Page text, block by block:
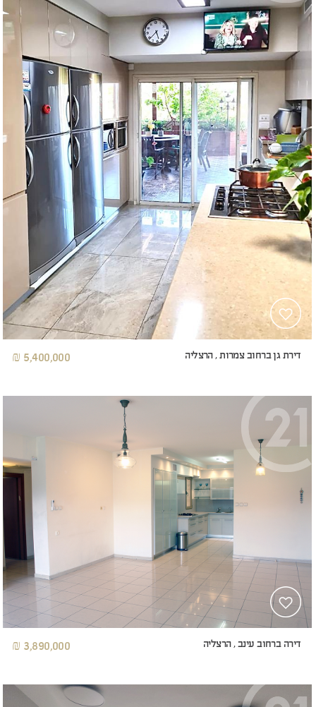
דירת גן ברחוב צמרות , הרצליה 5,400,000 ₪
דירה ברחוב עינב , הרצליה 3,890,000 ₪